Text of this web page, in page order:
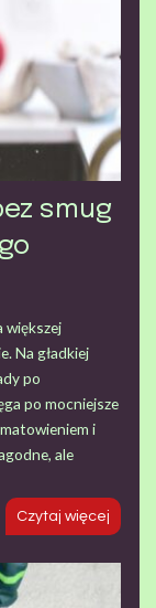
smug
większej
Na gładkiej
po
po mocniejsze
i
ale
Czytaj więcej